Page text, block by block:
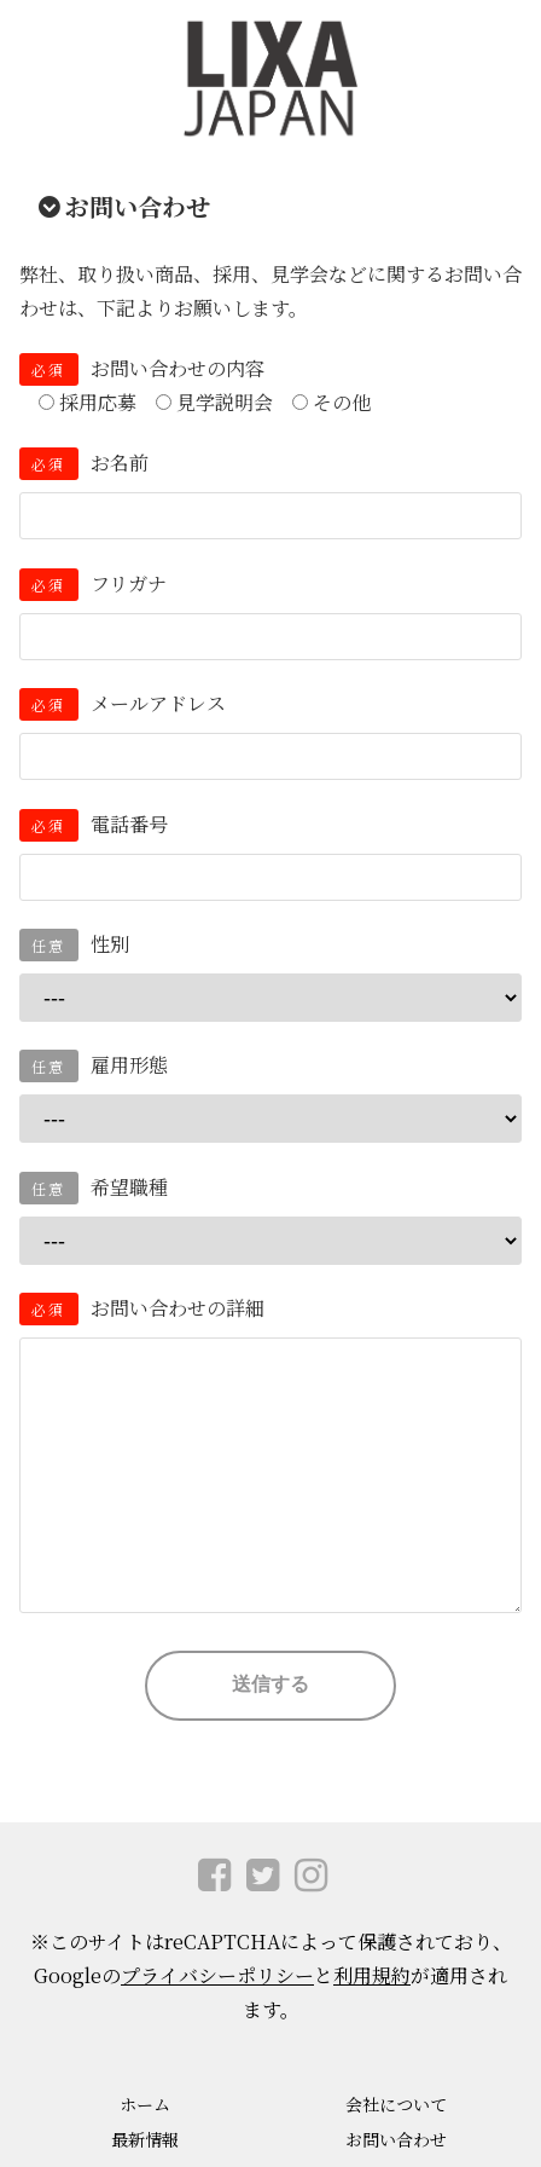
お問い合わせ
弊社、取り扱い商品、採用、見学会などに関するお問い合
わせは、下記よりお願いします。
必須
お問い合わせの内容
採用応募
見学説明会 その他
必須 お名前
必須 フリガナ
必須 メールアドレス
必須 電話番号
任意 性別
任意 雇用形態
任意 希望職種
必須 お問い合わせの詳細
※このサイトはreCAPTCHAによって保護されており、
Googleのプライバシーポリシーと利用規約が適用され
ます。
ホーム
会社について
最新情報
お問い合わせ